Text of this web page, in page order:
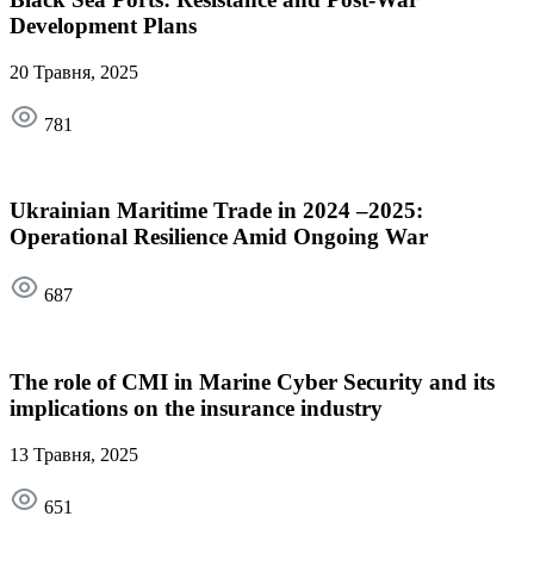
Development Plans
20 Травня, 2025
781
Ukrainian Maritime Trade in 2024 –2025:
Operational Resilience Amid Ongoing War
687
The role of CMI in Marine Cyber Security and its
implications on the insurance industry
13 Травня, 2025
651